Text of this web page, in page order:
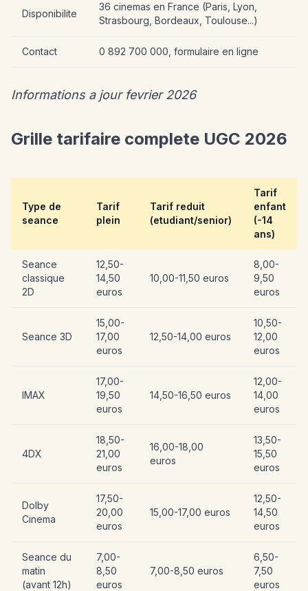
Disponibilite
36 cinemas en France (Paris, Lyon,
Strasbourg, Bordeaux, Toulouse...)
Contact 0 892 700 000, formulaire en ligne
Informations a jour fevrier 2026
Grille tarifaire complete UGC 2026
Type de
seance
Tarif
plein
Tarif reduit
(etudiant/senior)
Tarif
enfant
(-14
ans)
Seance
classique
2D
12,50-
14,50
euros
10,00-11,50 euros
8,00-
9,50
euros
Seance 3D
15,00-
17,00
euros
12,50-14,00 euros
10,50-
12,00
euros
IMAX
17,00-
19,50
euros
14,50-16,50 euros
12,00-
14,00
euros
4DX
18,50-
21,00
euros
16,00-18,00
euros
13,50-
15,50
euros
Dolby
Cinema
17,50-
20,00
euros
15,00-17,00 euros
12,50-
14,50
euros
Seance du
matin
(avant 12h)
7,00-
8,50
euros
7,00-8,50 euros
6,50-
7,50
euros